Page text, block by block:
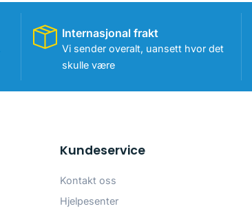
Internasjonal frakt
Vi sender overalt, uansett hvor det
skulle være
Kundeservice
Kontakt oss
Hjelpesenter